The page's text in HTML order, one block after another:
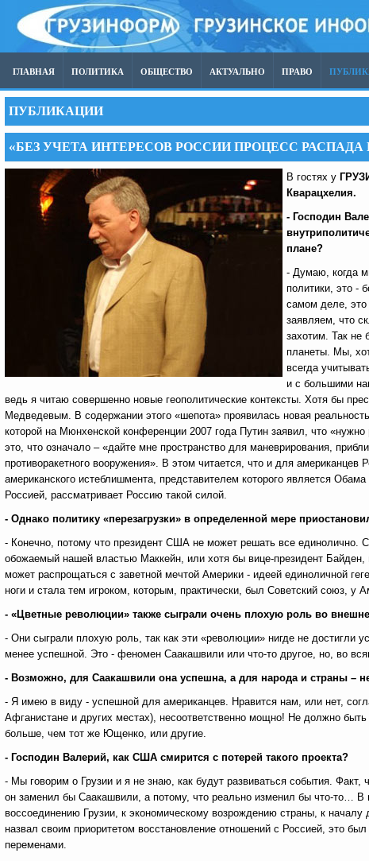
ГЛАВНАЯ ПОЛИТИКА ОБЩЕСТВО АКТУАЛЬНО ПРАВО
ПУБЛИКАЦИИ
«БЕЗ УЧЕТА ИНТЕРЕСОВ РОССИИ ПРОЦЕСС
В гостях у
Кварацхелия.
- Господин
плане?
- Думаю, когда
политики, это -
самом деле, это
заявляем, что
захотим. Так не
планеты. Мы,
всегда
и с большими
ведь я читаю совершенно новые геополитические контексты. Хотя бы
Медведевым. В содержании этого «шепота» проявилась новая
которой на Мюнхенской конференции 2007 года Путин заявил, что
это, что означало – «дайте мне пространство для маневрирования,
противоракетного вооружения». В этом читается, что и для
американского истеблишмента, представителем которого является
Россией, рассматривает Россию такой силой.
- Однако политику «перезагрузки» в определенной мере
- Конечно, потому что президент США не может решать все единолично.
обожаемый нашей властью Маккейн, или хотя бы вице-президент Байден,
может распрощаться с заветной мечтой Америки - идеей единоличной
ноги и стала тем игроком, которым, практически, был Советский союз, у
- «Цветные революции» также сыграли очень плохую роль во
- Они сыграли плохую роль, так как эти «революции» нигде не достигли
менее успешной. Это - феномен Саакашвили или что-то другое, но, во
- Возможно, для Саакашвили она успешна, а для народа и страны –
- Я имею в виду - успешной для американцев. Нравится нам, или нет,
Афганистане и других местах), несоответственно мощно! Не должно
больше, чем тот же Ющенко, или другие.
- Господин Валерий, как США смирится с потерей такого проекта?
- Мы говорим о Грузии и я не знаю, как будут развиваться события.
он заменил бы Саакашвили, а потому, что реально изменил бы что-то…
воссоединению Грузии, к экономическому возрождению страны, к
назвал своим приоритетом восстановление отношений с Россией, это
переменами.